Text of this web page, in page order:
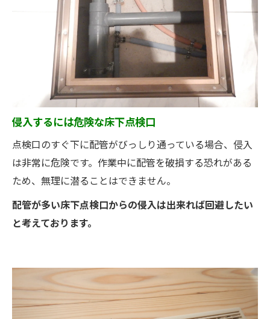
侵入するには危険な床下点検口
点検口のすぐ下に配管がびっしり通っている場合、侵入
は非常に危険です。作業中に配管を破損する恐れがある
ため、無理に潜ることはできません。
配管が多い床下点検口からの侵入は出来れば回避したい
と考えております。